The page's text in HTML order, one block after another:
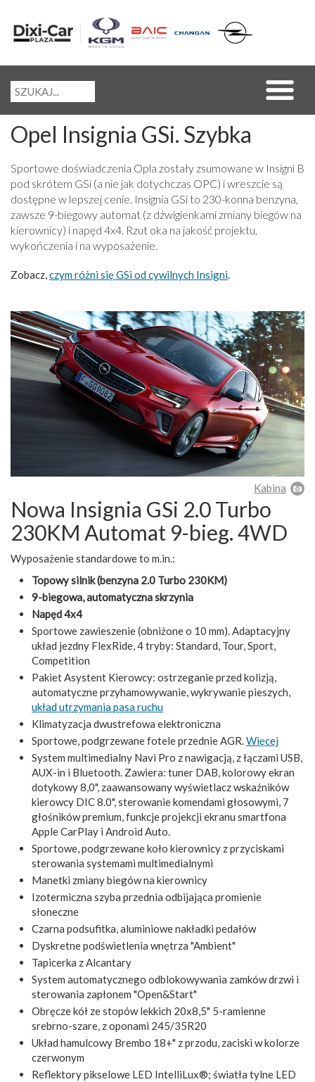
Opel Insignia GSi. Szybka
Sportowe doświadczenia Opla zostały zsumowane w Insigni B
pod skrótem GSi (a nie jak dotychczas OPC) i wreszcie są
dostępne w lepszej cenie. Insignia GSi to 230-konna benzyna,
zawsze 9-biegowy automat (z dźwigienkami zmiany biegów na
kierownicy) i napęd 4x4. Rzut oka na jakość projektu,
wykończenia i na wyposażenie.
Zobacz,czym różni się GSi od cywilnych Insigni.
Kabina
Nowa Insignia GSi 2.0 Turbo
230KM Automat 9-bieg. 4WD
Wyposażenie standardowe to m.in.:
Topowy silnik (benzyna 2.0 Turbo 230KM)
9-biegowa, automatyczna skrzynia
Napęd 4x4
Sportowe zawieszenie (obniżone o 10 mm). Adaptacyjny
układ jezdny FlexRide, 4 tryby: Standard, Tour, Sport,
Competition
Pakiet Asystent Kierowcy: ostrzeganie przed kolizją,
automatyczne przyhamowywanie, wykrywanie pieszych,
układ utrzymania pasa ruchu
Klimatyzacja dwustrefowa elektroniczna
Sportowe, podgrzewane fotele przednie AGR.Więcej
System multimedialny Navi Pro z nawigacją, z łączami USB,
AUX-in i Bluetooth. Zawiera: tuner DAB, kolorowy ekran
dotykowy 8,0", zaawansowany wyświetlacz wskaźników
kierowcy DIC 8.0", sterowanie komendami głosowymi, 7
głośników premium, funkcje projekcji ekranu smartfona
Apple CarPlay i Android Auto.
Sportowe, podgrzewane koło kierownicy z przyciskami
sterowania systemami multimedialnymi
Manetki zmiany biegów na kierownicy
Izotermiczna szyba przednia odbijająca promienie
słoneczne
Czarna podsufitka, aluminiowe nakładki pedałów
Dyskretne podświetlenia wnętrza "Ambient"
Tapicerka z Alcantary
System automatycznego odblokowywania zamków drzwi i
sterowania zapłonem "Open&Start"
Obręcze kół ze stopów lekkich 20x8,5" 5-ramienne
srebrno-szare, z oponami 245/35R20
Układ hamulcowy Brembo 18+" z przodu, zaciski w kolorze
czerwonym
Reflektory pikselowe LED IntelliLux®; światła tylne LED